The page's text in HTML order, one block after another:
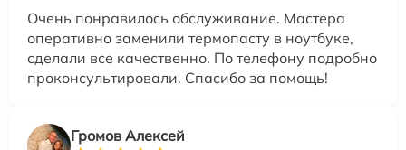
Очень понравилось обслуживание. Мастера
оперативно заменили термопасту в ноутбуке,
сделали все качественно. По телефону подробно
проконсультировали. Спасибо за помощь!
Громов Алексей